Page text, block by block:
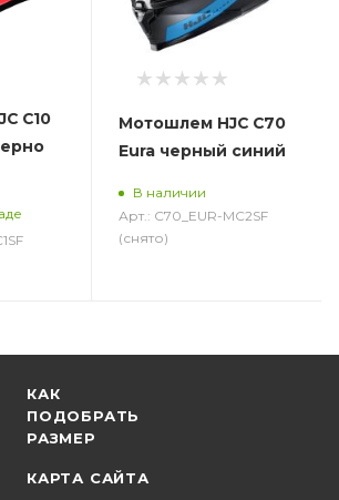
C10
Мотошлем HJC C70
Eura черный синий
В наличии
Арт.: C70_EUR-MC2SF
(снято)
КАК
ПОДОБРАТЬ
РАЗМЕР
КАРТА САЙТА